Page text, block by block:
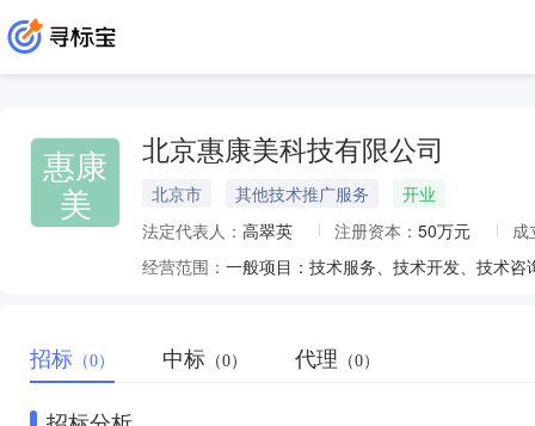
惠康
美
北京惠康美科技有限公司
北京市 其他技术推广服务
开业
法定代表人： 高翠英 注册资本： 50万元
成
经营范围：
招标 （0） 中标 （0） 代理 （0）